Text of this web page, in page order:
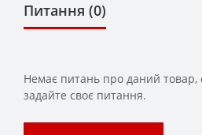
Питання (0)
Немає питань про даний товар,
задайте своє питання.